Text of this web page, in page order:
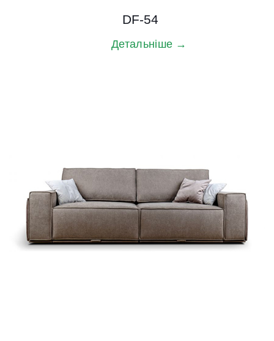
DF-54
Детальніше →